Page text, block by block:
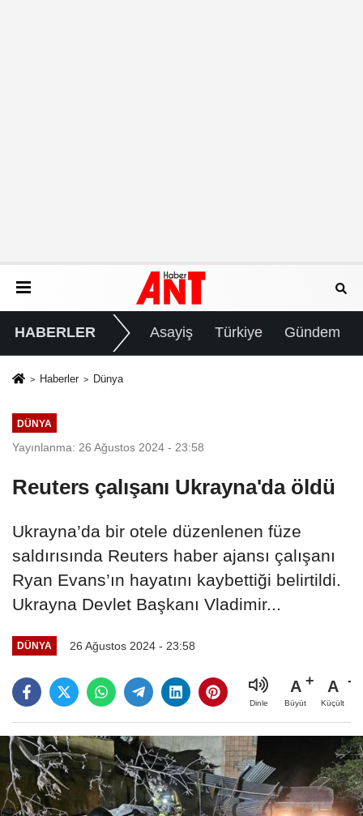
HABERLER Asayiş Türkiye Gündem
Haberler Dünya
DÜNYA
Yayınlanma: 26 Ağustos 2024 - 23:58
Reuters çalışanı Ukrayna'da öldü
Ukrayna’da bir otele düzenlenen füze
saldırısında Reuters haber ajansı çalışanı
Ryan Evans’ın hayatını kaybettiği belirtildi.
Ukrayna Devlet Başkanı Vladimir...
DÜNYA 26 Ağustos 2024 - 23:58
Dinle
A
Büyüt
A
Küçült